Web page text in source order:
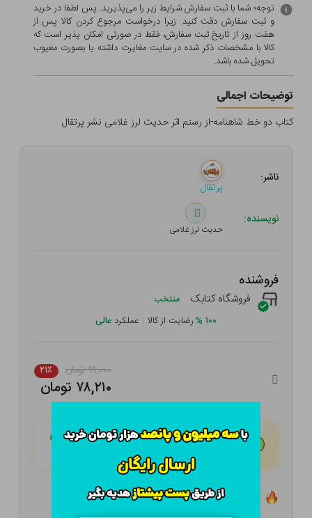
توجه؛ شما با ثبت سفارش شرایط زیر را می‌پذیرید. پس لطفا در خرید
و ثبت سفارش دقت کنید. زیرا درخواست مرجوع کردن کالا پس از
هفت روز از تاریخ ثبت سفارش، فقط در صورتی امکان پذیر است که
کالا با مشخصات ذکر شده در سایت مغایرت داشته یا بصورت معيوب
تحویل شده باشد.
توضیحات اجمالی
کتاب دو خط شاهنامه-از رستم اثر حدیث لرز غلامی نشر پرتقال
ناشر:
پرتقال
نویسنده:
حدیث لرز غلامی
فروشنده
فروشگاه کتابک منتخب
۱۰۰ %رضایت از کالا | عملکرد عالی
۹۹,۰۰۰ تومان ۲۱٪
۷۸,۲۱۰ تومان
هـر قسط با تــرب‌پــی:۱۹,۵۵۳ تومان